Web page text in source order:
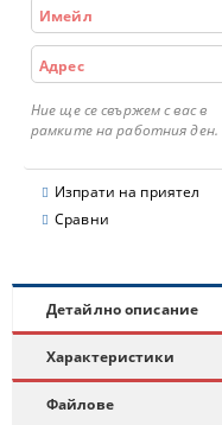
Ние ще се свържем с вас в
рамките на работния ден.
Изпрати на приятел
Сравни
Детайлно описание
Характеристики
Файлове